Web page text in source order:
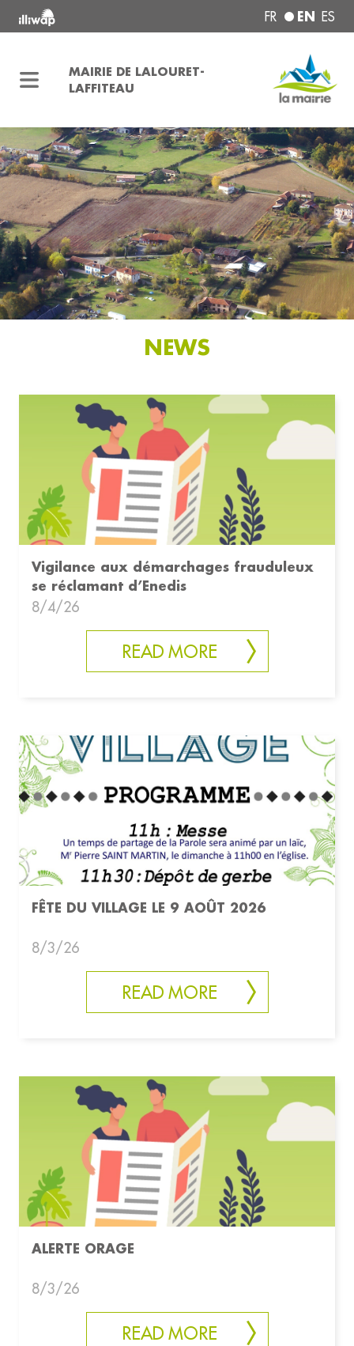
FR EN ES
MAIRIE DE LALOURET-
LAFFITEAU
NEWS
Vigilance aux démarchages frauduleux
se réclamant d’Enedis
8/4/26
READ MORE
FÊTE DU VILLAGE LE 9 AOÛT 2026
8/3/26
READ MORE
ALERTE ORAGE
8/3/26
READ MORE